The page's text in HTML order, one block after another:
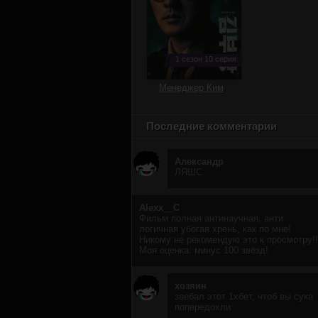
1 сезон 10 серия
Менеджер Ким
Последние комментарии
Александр
ЛЯШС
Alexx__C
Фильм полная антинаучная, анти
логичная убогая хрень, как по мне!
Никому не рекомендую это к
Моя оценка: минус 100 звёзд!
хозяин
заебал этот 1хбет, чтоб вы сука
попередохли